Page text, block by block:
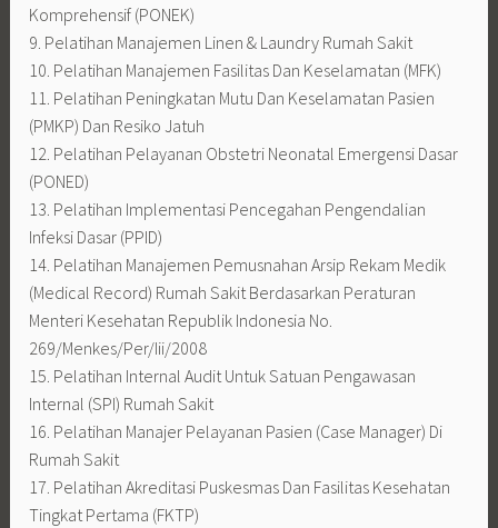
Komprehensif (PONEK)
9. Pelatihan Manajemen Linen & Laundry Rumah Sakit
10. Pelatihan Manajemen Fasilitas Dan Keselamatan (MFK)
11. Pelatihan Peningkatan Mutu Dan Keselamatan Pasien
(PMKP) Dan Resiko Jatuh
12. Pelatihan Pelayanan Obstetri Neonatal Emergensi Dasar
(PONED)
13. Pelatihan Implementasi Pencegahan Pengendalian
Infeksi Dasar (PPID)
14. Pelatihan Manajemen Pemusnahan Arsip Rekam Medik
(Medical Record) Rumah Sakit Berdasarkan Peraturan
Menteri Kesehatan Republik Indonesia No.
269/Menkes/Per/Iii/2008
15. Pelatihan Internal Audit Untuk Satuan Pengawasan
Internal (SPI) Rumah Sakit
16. Pelatihan Manajer Pelayanan Pasien (Case Manager) Di
Rumah Sakit
17. Pelatihan Akreditasi Puskesmas Dan Fasilitas Kesehatan
Tingkat Pertama (FKTP)